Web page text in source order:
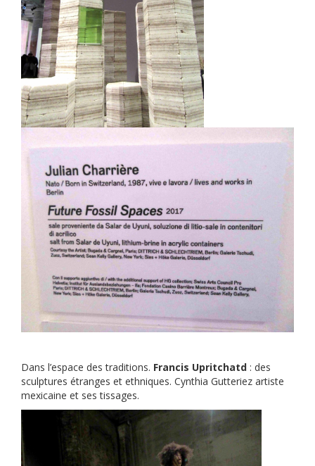
Dans l’espace des traditions. Francis Upritchatd : des
sculptures étranges et ethniques. Cynthia Gutteriez artiste
mexicaine et ses tissages.